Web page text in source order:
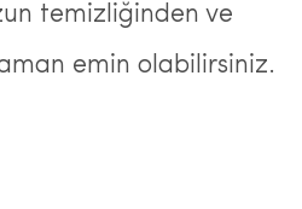
temizliğinden ve
emin olabilirsiniz.